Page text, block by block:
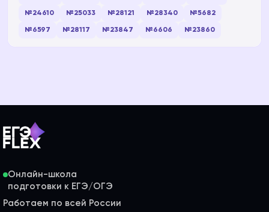
№24610 №25033 №28121 №28340 №5682
№6597 №28117 №23847 №6606 №23860
Онлайн-школа
Работаем по всей России